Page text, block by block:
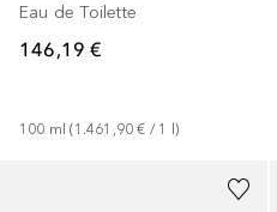
Eau de Toilette
146,19 €
100 ml (1.461,90 € / 1 )
1 Größe